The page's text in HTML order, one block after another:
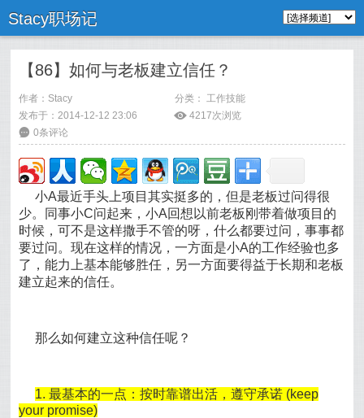
Stacy职场记
【86】如何与老板建立信任？
作者： Stacy 分类： 工作技能
发布于：2014-12-12 23:06
ė 4217次浏览
6 0条评论
小A最近手头上项目其实挺多的，但是老板过问得很
少。同事小C问起来，小A回想以前老板刚带着做项目的
时候，可不是这样撒手不管的呀，什么都要过问，事事都
要过问。现在这样的情况，一方面是小A的工作经验也多
了，能力上基本能够胜任，另一方面要得益于长期和老板
建立起来的信任。
那么如何建立这种信任呢？
1. 最基本的一点：按时靠谱出活，遵守承诺 (keep
your promise)